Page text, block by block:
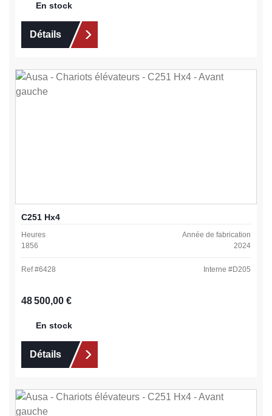
En stock
Détails
C251 Hx4
Heures
1856
Année de fabrication
2024
Ref #6428 Interne #D205
Prix régulier :
48 500,00 €
En stock
Détails